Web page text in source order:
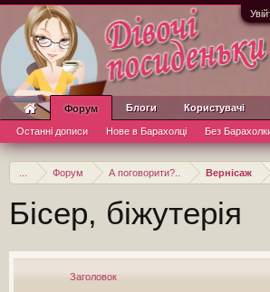
Форум А поговорити?.. Вернісаж
Бісер, біжутерія
Заголовок
Форум
Останні дописи Нове в Барахолці Без
Блоги Користувачі